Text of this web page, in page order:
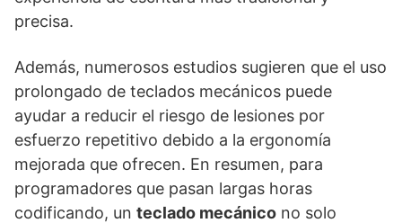
precisa.
Además, numerosos estudios sugieren que el uso
prolongado de teclados mecánicos puede
ayudar a reducir el riesgo de lesiones por
esfuerzo repetitivo debido a la ergonomía
mejorada que ofrecen. En resumen, para
programadores que pasan largas horas
codificando, un teclado mecánico no solo